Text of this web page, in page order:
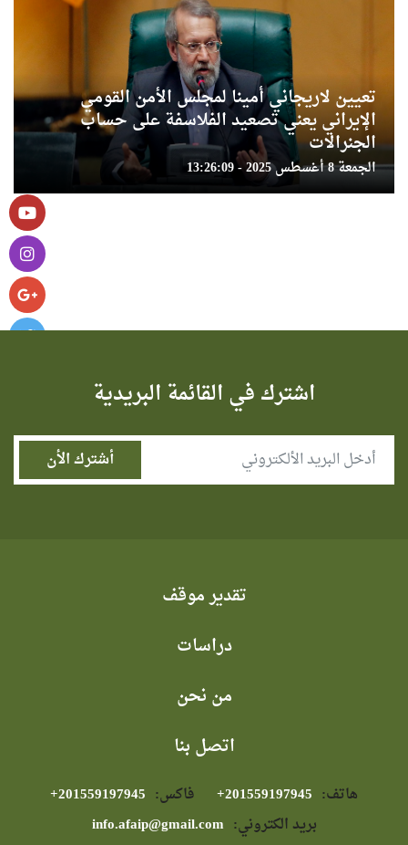
تعيين لاريجاني أمينا لمجلس الأمن القومي
الإيراني يعني تصعيد الفلاسفة على حساب
الجنرالات
الجمعة 8 أغسطس 2025 - 13:26:09
اشترك في القائمة البريدية
تقدير موقف
دراسات
من نحن
اتصل بنا
هاتف: فاكس:
بريد الكتروني: info.afaip@gmail.com